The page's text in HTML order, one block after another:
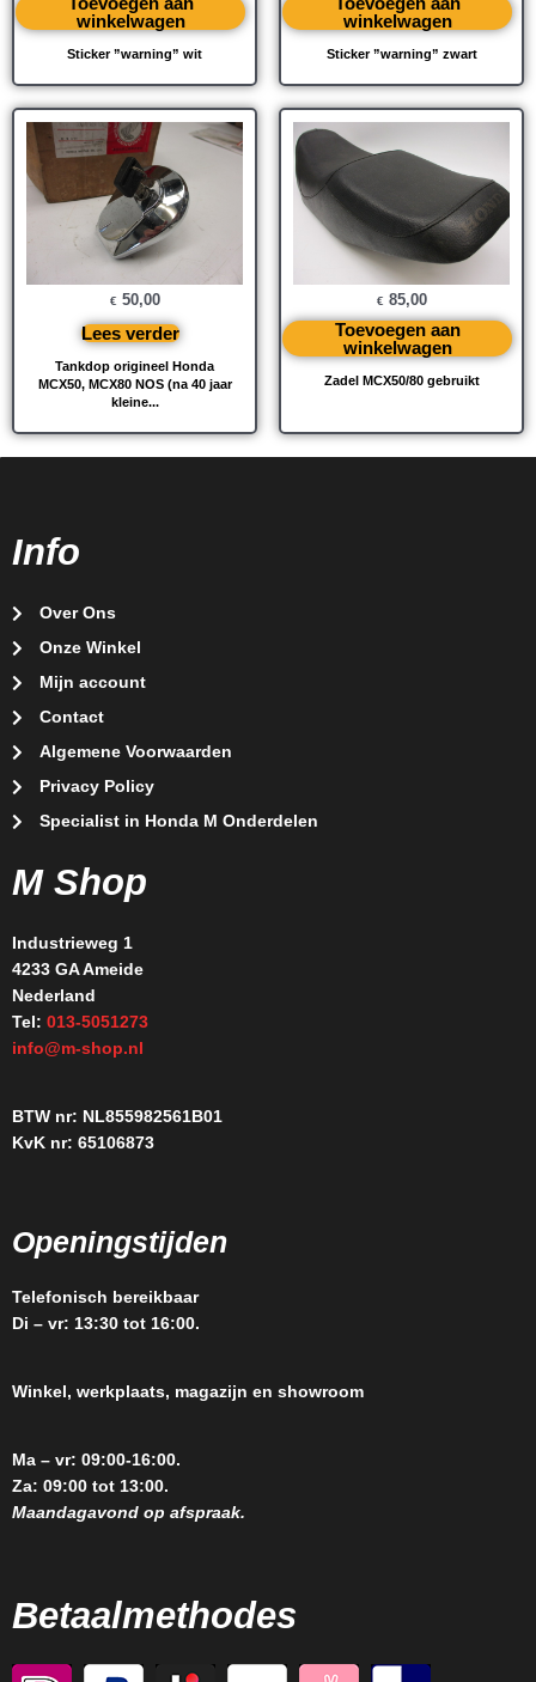
Sticker ”warning” wit
winkelwagen
Sticker ”warning” zwart
winkelwagen
Tankdop origineel Honda
MCX50, MCX80 NOS (na 40 jaar
kleine...
€ 50,00
Lees verder
Zadel MCX50/80 gebruikt
€ 85,00
Toevoegen aan
winkelwagen
Info
Over Ons
Onze Winkel
Mijn account
Contact
Algemene Voorwaarden
Privacy Policy
Specialist in Honda M Onderdelen
M Shop
Industrieweg 1
4233 GA Ameide
Nederland
Tel: 013-5051273
info@m-shop.nl
BTW nr: NL855982561B01
KvK nr: 65106873
Openingstijden
Telefonisch bereikbaar
Di – vr: 13:30 tot 16:00.
Winkel, werkplaats, magazijn en showroom
Ma – vr: 09:00-16:00.
Za: 09:00 tot 13:00.
Maandagavond op afspraak.
Betaalmethodes